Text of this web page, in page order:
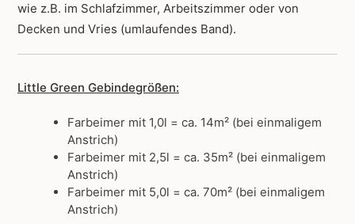
wie z.B. im Schlafzimmer, Arbeitszimmer oder von
Decken und Vries (umlaufendes Band).
Little Green Gebindegrößen:
Farbeimer mit 1,0l = ca. 14m² (bei einmaligem
Anstrich)
Farbeimer mit 2,5l = ca. 35m² (bei einmaligem
Anstrich)
Farbeimer mit 5,0l = ca. 70m² (bei einmaligem
Anstrich)